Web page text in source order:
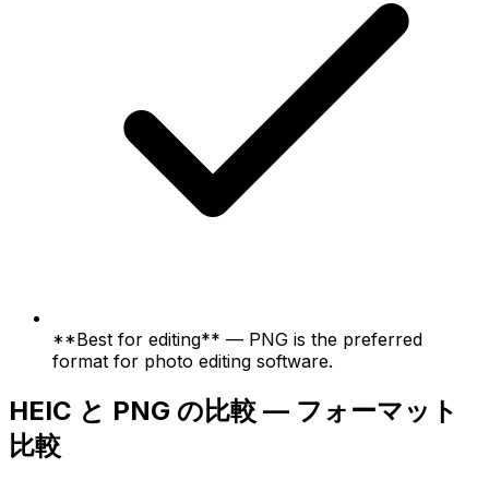
**Best for editing** — PNG is the preferred
format for photo editing software.
HEIC と PNG の比較 — フォーマット
比較